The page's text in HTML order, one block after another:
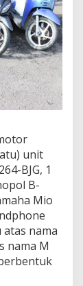
unit
BJG, 1
B-
Mio
atas nama
nama M